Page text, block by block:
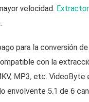
velocidad.
para la conversión
con la
MP3, etc. VideoByte
5.1 de 6